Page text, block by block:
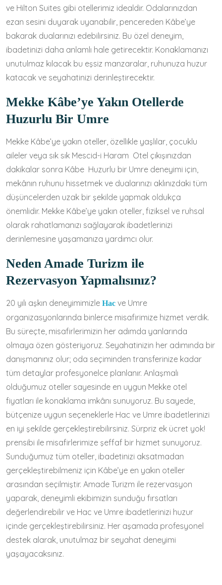
ve Hilton Suites gibi otellerimiz idealdir. Odalarınızdan
ezan sesini duyarak uyanabilir, pencereden Kâbe’ye
bakarak dualarınızı edebilirsiniz. Bu özel deneyim,
ibadetinizi daha anlamlı hale getirecektir. Konaklamanızı
unutulmaz kılacak bu eşsiz manzaralar, ruhunuza huzur
katacak ve seyahatinizi derinleştirecektir.
Mekke Kâbe’ye Yakın Otellerde
Huzurlu Bir Umre
Mekke Kâbe’ye yakın oteller, özellikle yaşlılar, çocuklu
aileler veya sık sık Mescid-i Haram Otel çıkışınızdan
dakikalar sonra Kâbe Huzurlu bir Umre deneyimi için,
mekânın ruhunu hissetmek ve dualarınızı aklınızdaki tüm
düşüncelerden uzak bir şekilde yapmak oldukça
önemlidir. Mekke Kâbe’ye yakın oteller, fiziksel ve ruhsal
olarak rahatlamanızı sağlayarak ibadetlerinizi
derinlemesine yaşamanıza yardımcı olur.
Neden Amade Turizm ile
Rezervasyon Yapmalısınız?
20 yılı aşkın deneyimimizle Hac ve Umre
organizasyonlarında binlerce misafirimize hizmet verdik.
Bu süreçte, misafirlerimizin her adımda yanlarında
olmaya özen gösteriyoruz. Seyahatinizin her adımında bir
danışmanınız olur; oda seçiminden transferinize kadar
tüm detaylar profesyonelce planlanır. Anlaşmalı
olduğumuz oteller sayesinde en uygun Mekke otel
fiyatları ile konaklama imkânı sunuyoruz. Bu sayede,
bütçenize uygun seçeneklerle Hac ve Umre ibadetlerinizi
en iyi şekilde gerçekleştirebilirsiniz. Sürpriz ek ücret yok!
prensibi ile misafirlerimize şeffaf bir hizmet sunuyoruz.
Sunduğumuz tüm oteller, ibadetinizi aksatmadan
gerçekleştirebilmeniz için Kâbe’ye en yakın oteller
arasından seçilmiştir. Amade Turizm ile rezervasyon
yaparak, deneyimli ekibimizin sunduğu fırsatları
değerlendirebilir ve Hac ve Umre ibadetlerinizi huzur
içinde gerçekleştirebilirsiniz. Her aşamada profesyonel
destek alarak, unutulmaz bir seyahat deneyimi
yaşayacaksınız.